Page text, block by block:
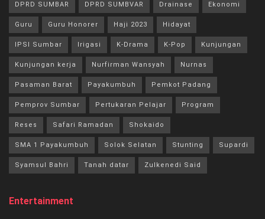
DPRD SUMBAR DPRD SUMBVAR Drainase Ekonomi
Guru Guru Honorer Haji 2023 Hidayat
IPSI Sumbar Irigasi K-Drama K-Pop Kunjungan
Kunjungan kerja Nurfirman Wansyah Nurnas
Pasaman Barat Payakumbuh Pemkot Padang
Pemprov Sumbar Pertukaran Pelajar Program
Reses Safari Ramadan Shokaido
SMA 1 Payakumbuh Solok Selatan Stunting Supardi
Syamsul Bahri Tanah datar Zulkenedi Said
Entertainment